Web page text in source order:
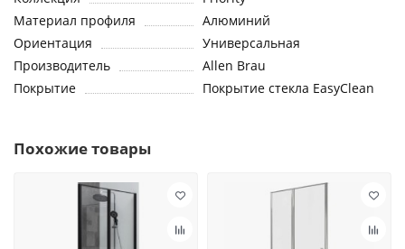
Материал профиля
Алюминий
Ориентация
Универсальная
Производитель
Allen Brau
Покрытие
Покрытие стекла EasyClean
Похожие товары